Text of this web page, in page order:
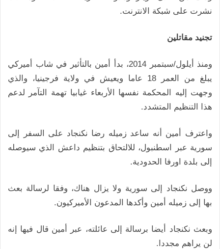
نشرت على شبكة الانترنت.
تجنيد مقاتلين
ومنذ أيلول/سبتمبر 2014، بدأ أمين بالتأثير في شاب أميركي
يبلغ من العمر 18 عاما ويعيش في ولاية فرجينيا، والذي
وجهت إليه المحكمة نفسها الأربعاء غيابيا تهمة التآمر لدعم
هذا التنظيم المتشدد.
واعترف أمين أنه ساعد زميله رضا نكنجاد على السفر إلى
سورية عبر اسطنبول، للالتحاق بتنظيم داعش الذي سيوصله
إلى بلدة اورفا الحدودية.
ووصل نكنجاد إلى سورية ولا يزال هناك، وفقا لرسالة بعث
بها إلى زميله أمين وأكدها المدعون الأميركيون.
وبعث نكنجاد أيضا برسالة إلى عائلته، عبر أمين قال فيها إنه
لن يراهم مجددا.